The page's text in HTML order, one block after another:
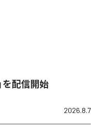
を配信開始
2026.8.7